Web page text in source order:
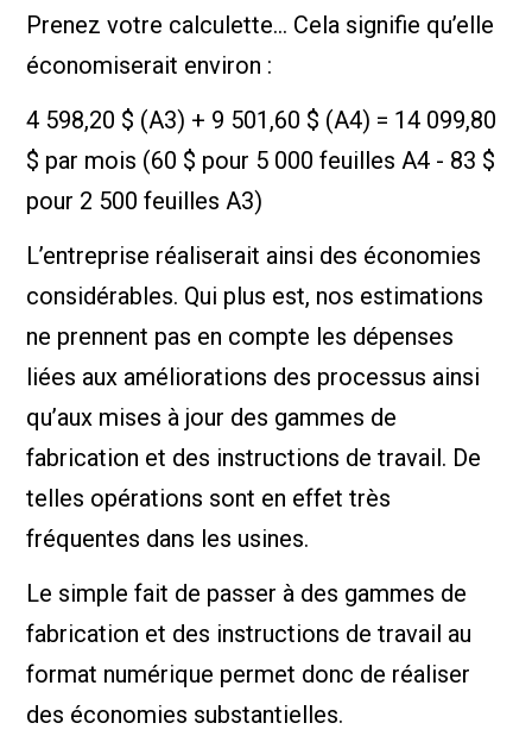
Prenez votre calculette… Cela signifie qu’elle
économiserait environ :
4 598,20 $ (A3) + 9 501,60 $ (A4) = 14 099,80
$ par mois (60 $ pour 5 000 feuilles A4 - 83 $
pour 2 500 feuilles A3)
L’entreprise réaliserait ainsi des économies
considérables. Qui plus est, nos estimations
ne prennent pas en compte les dépenses
liées aux améliorations des processus ainsi
qu’aux mises à jour des gammes de
fabrication et des instructions de travail. De
telles opérations sont en effet très
fréquentes dans les usines.
Le simple fait de passer à des gammes de
fabrication et des instructions de travail au
format numérique permet donc de réaliser
des économies substantielles.